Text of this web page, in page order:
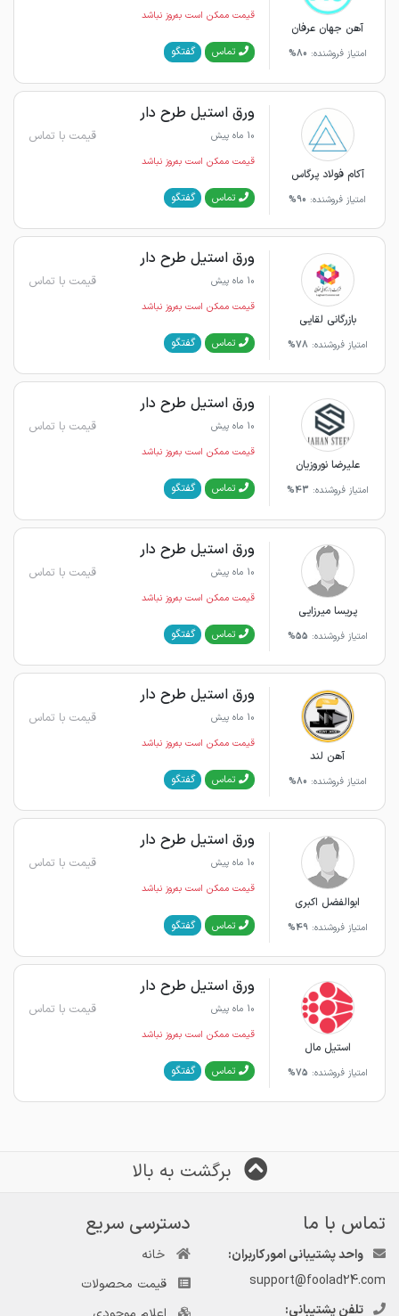
آهن جهان عرفان
امتیاز فروشنده: 80%
قیمت ممکن است به‌روز نباشد
تماس گفتگو
آکام فولاد پرگاس
امتیاز فروشنده: 90%
ورق استیل طرح دار
10 ماه پیش قیمت با تماس
قیمت ممکن است به‌روز نباشد
تماس گفتگو
بازرگانی لقایی
امتیاز فروشنده: 78%
ورق استیل طرح دار
10 ماه پیش قیمت با تماس
قیمت ممکن است به‌روز نباشد
تماس گفتگو
علیرضا نوروزیان
امتیاز فروشنده: 43%
ورق استیل طرح دار
10 ماه پیش قیمت با تماس
قیمت ممکن است به‌روز نباشد
تماس گفتگو
پریسا میرزایی
امتیاز فروشنده: 55%
ورق استیل طرح دار
10 ماه پیش قیمت با تماس
قیمت ممکن است به‌روز نباشد
تماس گفتگو
آهن لند
امتیاز فروشنده: 80%
ورق استیل طرح دار
10 ماه پیش قیمت با تماس
قیمت ممکن است به‌روز نباشد
تماس گفتگو
ابوالفضل اکبری
امتیاز فروشنده:49%
ورق استیل طرح دار
10 ماه پیش قیمت با تماس
قیمت ممکن است به‌روز نباشد
تماس گفتگو
استیل مال
امتیاز فروشنده: 75%
ورق استیل طرح دار
10 ماه پیش قیمت با تماس
قیمت ممکن است به‌روز نباشد
تماس گفتگو
برگشت به بالا
تماس با ما
واحد پشتیبانی امور کاربران:
support@foolad24.com
تلفن پشتیبانی:
دسترسی سریع
خانه
قیمت محصولات